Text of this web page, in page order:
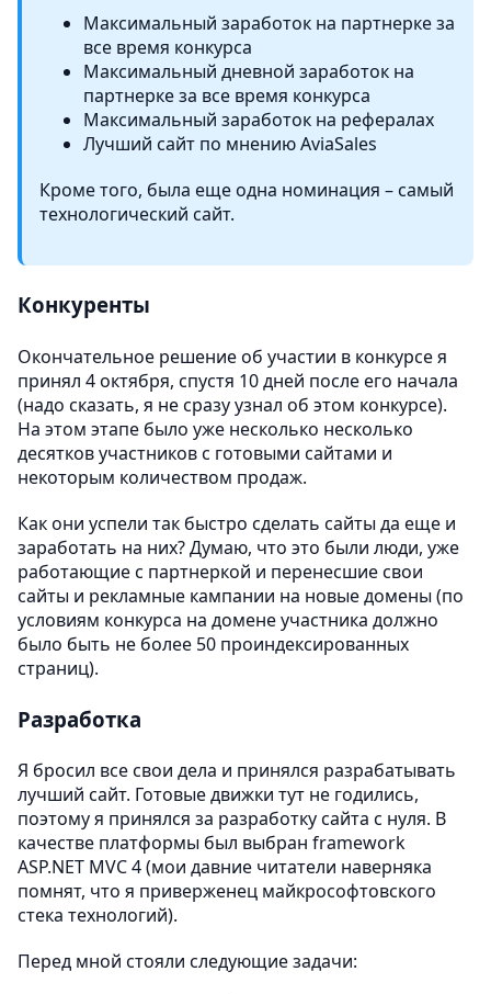
Максимальный заработок на партнерке за
все время конкурса
Максимальный дневной заработок на
партнерке за все время конкурса
Максимальный заработок на рефералах
Лучший сайт по мнению AviaSales
Кроме того, была еще одна номинация – самый
технологический сайт.
Конкуренты
Окончательное решение об участии в конкурсе я
принял 4 октября, спустя 10 дней после его начала
(надо сказать, я не сразу узнал об этом конкурсе).
На этом этапе было уже несколько несколько
десятков участников с готовыми сайтами и
некоторым количеством продаж.
Как они успели так быстро сделать сайты да еще и
заработать на них? Думаю, что это были люди, уже
работающие с партнеркой и перенесшие свои
сайты и рекламные кампании на новые домены (по
условиям конкурса на домене участника должно
было быть не более 50 проиндексированных
страниц).
Разработка
Я бросил все свои дела и принялся разрабатывать
лучший сайт. Готовые движки тут не годились,
поэтому я принялся за разработку сайта с нуля. В
качестве платформы был выбран framework
ASP.NET MVC 4 (мои давние читатели наверняка
помнят, что я приверженец майкрософтовского
стека технологий).
Перед мной стояли следующие задачи: